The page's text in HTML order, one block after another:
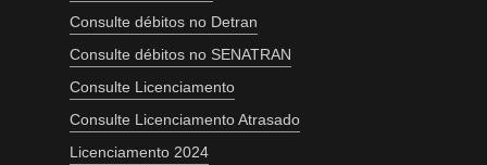
Consulte débitos no Detran
Consulte débitos no SENATRAN
Consulte Licenciamento
Consulte Licenciamento Atrasado
Licenciamento 2024